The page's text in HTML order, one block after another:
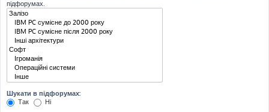
підфорумах.
Шукати в підфорумах:
Так
Ні